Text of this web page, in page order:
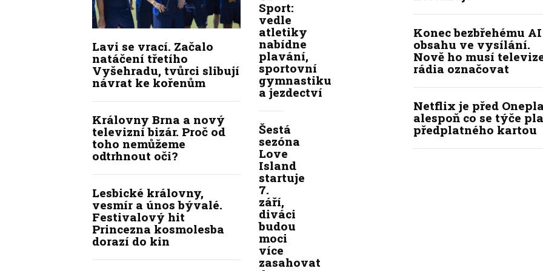
Lavi se vrací. Začalo
natáčení třetího
Vyšehradu, tvůrci slibují
návrat ke kořenům
Královny Brna a nový
televizní bizár. Proč od
toho nemůžeme
odtrhnout oči?
Lesbické královny,
vesmír a únos bývalé.
Festivalový hit
Princezna kosmolesba
dorazí do kin
Sport:
vedle
atletiky
nabídne
plavání,
sportovní
gymnastiku
a jezdectví
Šestá
sezóna
Love
Island
startuje
7.
září,
diváci
budou
moci
více
zasahovat
Konec bezbřehému AI
obsahu ve vysílání.
Nově ho musí
rádia označovat
Netflix je před
alespoň co se týče
předplatného kartou